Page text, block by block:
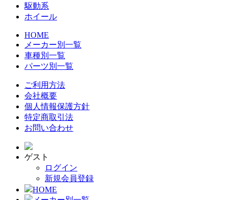
駆動系
ホイール
HOME
メーカー別一覧
車種別一覧
パーツ別一覧
ご利用方法
会社概要
個人情報保護方針
特定商取引法
お問い合わせ
ゲスト
ログイン
新規会員登録
HOME